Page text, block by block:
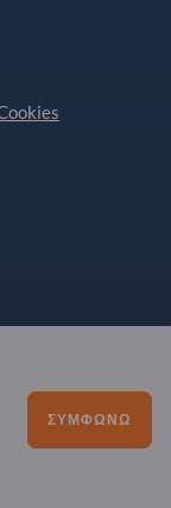
ΣΥΜΦΩΝΏ